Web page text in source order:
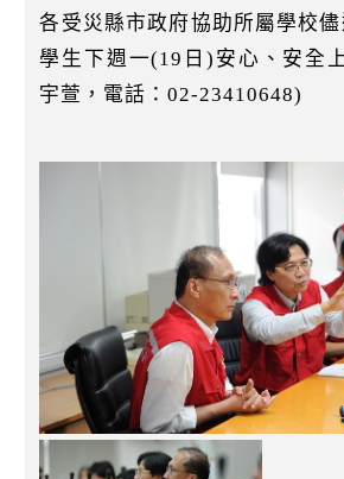
各受災縣市政府協助所屬學校
學生下週一(19日)安心、安全
宇萱，電話：02-23410648)